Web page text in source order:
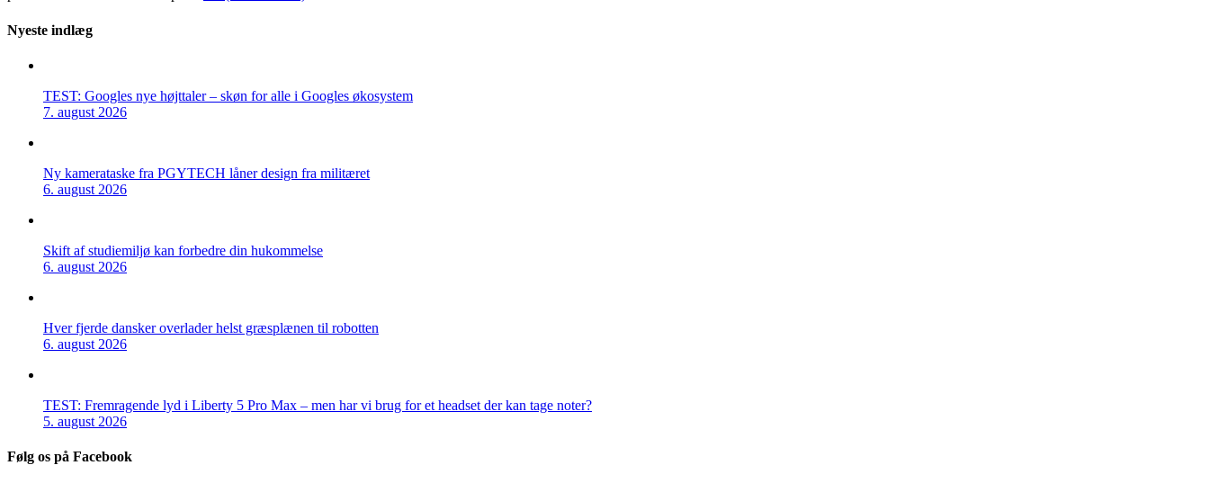
Nyeste indlæg
TEST: Googles nye højttaler – skøn for alle i Googles økosystem
7. august 2026
Ny kamerataske fra PGYTECH låner design fra militæret
6. august 2026
Skift af studiemiljø kan forbedre din hukommelse
6. august 2026
Hver fjerde dansker overlader helst græsplænen til robotten
6. august 2026
TEST: Fremragende lyd i Liberty 5 Pro Max – men har vi brug for et headset der kan tage noter?
5. august 2026
Følg os på Facebook